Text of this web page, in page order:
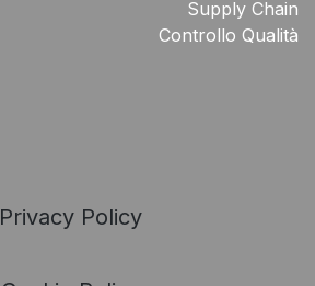
Supply Chain
Controllo Qualità
Privacy Policy